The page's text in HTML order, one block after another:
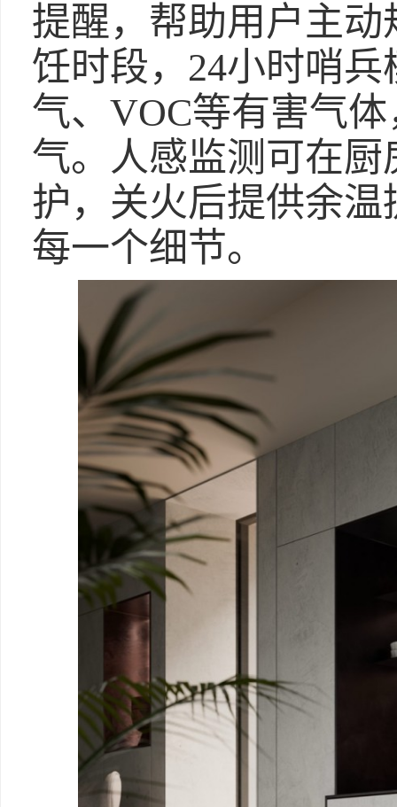
提醒，帮助用户主
饪时段，24小时哨
气、VOC等有害气
气。人感监测可在
护，关火后提供余
每一个细节。